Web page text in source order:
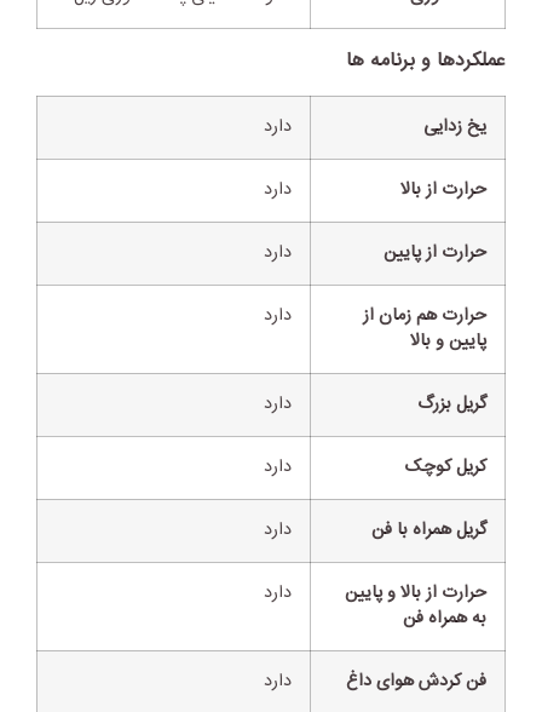
عملکردها و برنامه ها
یخ زدایی دارد
حرارت از بالا دارد
حرارت از پایین دارد
حرارت هم زمان از
پایین و بالا
دارد
گریل بزرگ دارد
کریل کوچک دارد
گریل همراه با فن دارد
حرارت از بالا و پایین
به همراه فن
دارد
فن کردش هوای داغ دارد